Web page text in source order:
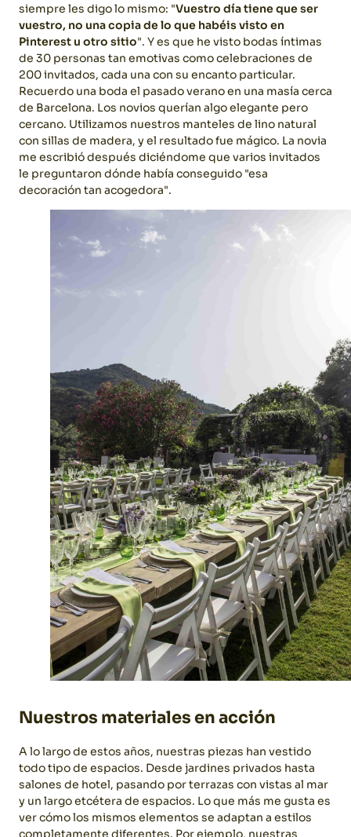
siempre les digo lo mismo: "Vuestro día tiene que ser
vuestro, no una copia de lo que habéis visto en
Pinterest u otro sitio". Y es que he visto bodas íntimas
de 30 personas tan emotivas como celebraciones de
200 invitados, cada una con su encanto particular.
Recuerdo una boda el pasado verano en una masía cerca
de Barcelona. Los novios querían algo elegante pero
cercano. Utilizamos nuestros manteles de lino natural
con sillas de madera, y el resultado fue mágico. La novia
me escribió después diciéndome que varios invitados
le preguntaron dónde había conseguido "esa
decoración tan acogedora".
Nuestros materiales en acción
A lo largo de estos años, nuestras piezas han vestido
todo tipo de espacios. Desde jardines privados hasta
salones de hotel, pasando por terrazas con vistas al mar
y un largo etcétera de espacios. Lo que más me gusta es
ver cómo los mismos elementos se adaptan a estilos
completamente diferentes. Por ejemplo, nuestras